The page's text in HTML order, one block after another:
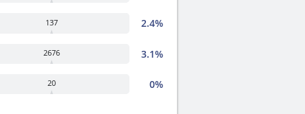
137 2.4%
2676 3.1%
20 0%